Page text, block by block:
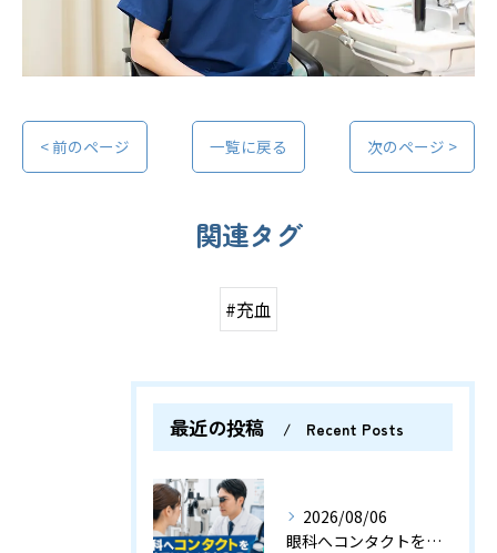
< 前のページ 一覧に戻る 次のページ >
関連タグ
#充血
最近の投稿 Recent Posts
2026/08/06
眼科へコンタクトをつけていくべきか？検査別の外す判断と持ち物で無駄足ゼロの指南